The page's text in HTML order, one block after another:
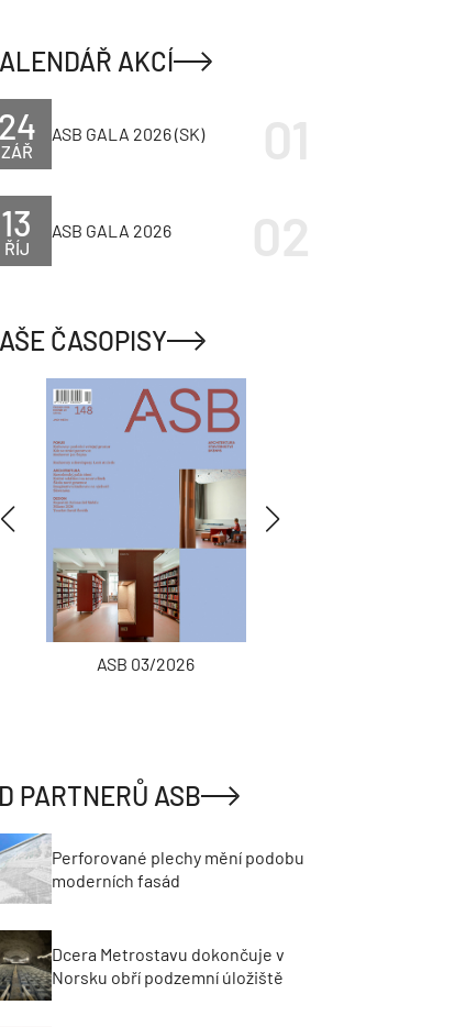
AKCÍ
ZÁŘ
24 ASB GALA 2026 (SK)
ŘÍJ
13 ASB GALA 2026
ČASOPISY
ASB 03/2026
PARTNERŮ ASB
Perforované plechy mění podobu
moderních fasád
Dcera Metrostavu dokončuje v
Norsku obří podzemní úložiště